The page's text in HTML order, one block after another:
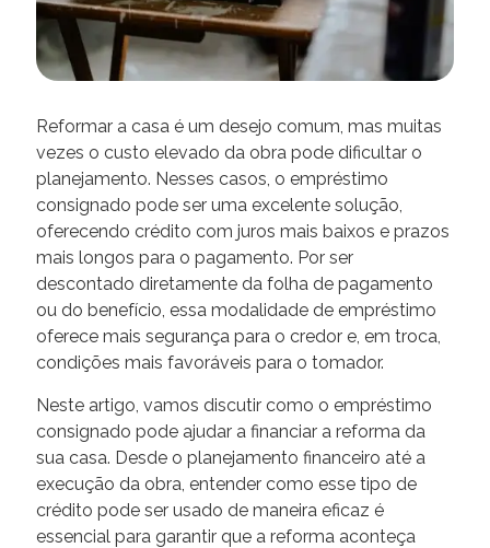
Reformar a casa é um desejo comum, mas muitas
vezes o custo elevado da obra pode dificultar o
planejamento. Nesses casos, o empréstimo
consignado pode ser uma excelente solução,
oferecendo crédito com juros mais baixos e prazos
mais longos para o pagamento. Por ser
descontado diretamente da folha de pagamento
ou do benefício, essa modalidade de empréstimo
oferece mais segurança para o credor e, em troca,
condições mais favoráveis para o tomador.
Neste artigo, vamos discutir como o empréstimo
consignado pode ajudar a financiar a reforma da
sua casa. Desde o planejamento financeiro até a
execução da obra, entender como esse tipo de
crédito pode ser usado de maneira eficaz é
essencial para garantir que a reforma aconteça